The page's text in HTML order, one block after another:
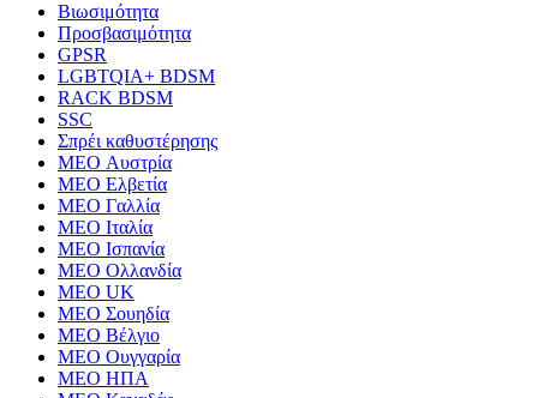
Βιωσιμότητα
Προσβασιμότητα
GPSR
LGBTQIA+ BDSM
RACK BDSM
SSC
Σπρέι καθυστέρησης
MEO Αυστρία
MEO Ελβετία
MEO Γαλλία
MEO Ιταλία
MEO Ισπανία
MEO Ολλανδία
MEO UK
MEO Σουηδία
MEO Βέλγιο
MEO Ουγγαρία
MEO ΗΠΑ